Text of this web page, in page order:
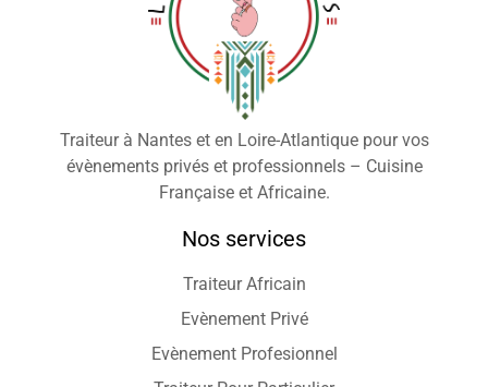
Traiteur à Nantes et en Loire-Atlantique pour vos
évènements privés et professionnels – Cuisine
Française et Africaine.
Nos services
Traiteur Africain
Evènement Privé
Evènement Profesionnel